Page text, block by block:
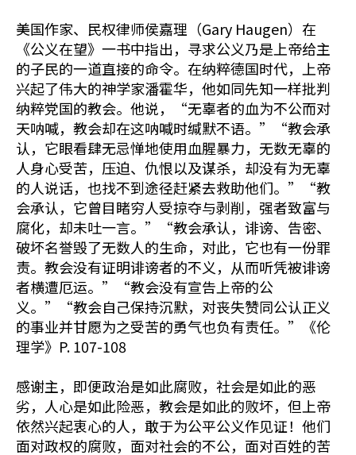
美国作家、民权律师侯嘉理（Gary Haugen）在
《公义在望》一书中指出，寻求公义乃是上帝给主
的子民的一道直接的命令。在纳粹德国时代，上帝
兴起了伟大的神学家潘霍华，他如同先知一样批判
纳粹党国的教会。他说，“无辜者的血为不公而对
天呐喊，教会却在这呐喊时缄默不语。”“教会承
认，它眼看肆无忌惮地使用血腥暴力，无数无辜的
人身心受苦，压迫、仇恨以及谋杀，却没有为无辜
的人说话，也找不到途径赶紧去救助他们。”“教
会承认，它曾目睹穷人受掠夺与剥削，强者致富与
腐化，却未吐一言。”“教会承认，诽谤、告密、
破坏名誉毁了无数人的生命，对此，它也有一份罪
责。教会没有证明诽谤者的不义，从而听凭被诽谤
者横遭厄运。”“教会没有宣告上帝的公
义。”“教会自己保持沉默，对丧失赞同公认正义
的事业并甘愿为之受苦的勇气也负有责任。”《伦
理学》P. 107-108
感谢主，即便政治是如此腐败，社会是如此的恶
劣，人心是如此险恶，教会是如此的败坏，但上帝
依然兴起衷心的人，敢于为公平公义作见证！他们
面对政权的腐败，面对社会的不公，面对百姓的苦